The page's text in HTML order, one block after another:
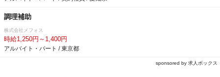
調理補助
株式会社メフォス
時給1,250円～1,400円
アルバイト・パート / 東京都
sponsored by 求人ボックス